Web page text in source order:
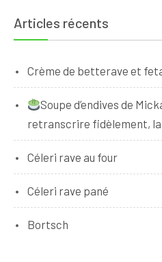
Articles récents
Crème de betterave et
Soupe d’endives de
retranscrire fidèlement,
Céleri rave au four
Céleri rave pané
Bortsch